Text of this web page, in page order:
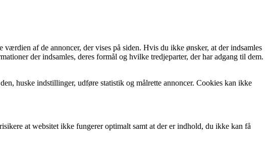
af de annoncer, der vises på siden. Hvis du ikke ønsker, at der indsamles
der indsamles, deres formål og hvilke tredjeparter, der har adgang til dem.
huske indstillinger, udføre statistik og målrette annoncer. Cookies kan ikke
at websitet ikke fungerer optimalt samt at der er indhold, du ikke kan få